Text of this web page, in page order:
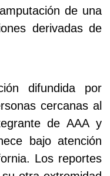
de una
derivadas de
difundida por
cercanas al
de AAA y
bajo atención
Los reportes